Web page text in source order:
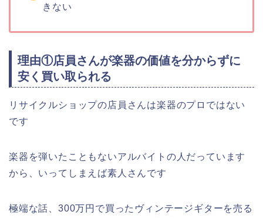
きない
理由①店員さんが楽器の価値を分からずに
安く買い取られる
リサイクルショップの店員さんは楽器のプロではない
です
楽器を弾いたこともないアルバイトの人だっています
から、いってしまえば素人さんです
極端な話、300万円で買ったヴィンテージギターを売る